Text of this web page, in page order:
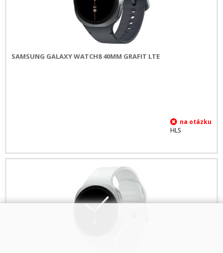
SAMSUNG GALAXY WATCH8 40MM GRAFIT LTE
HLS